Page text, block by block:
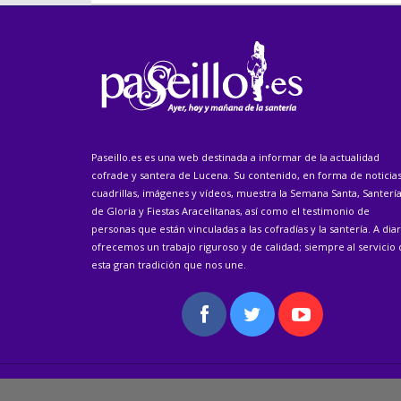
Paseillo.es es una web destinada a informar de la actualidad
cofrade y santera de Lucena. Su contenido, en forma de
cuadrillas, imágenes y vídeos, muestra la Semana Santa,
de Gloria y Fiestas Aracelitanas, así como el testimonio de
personas que están vinculadas a las cofradías y la santería. A
ofrecemos un trabajo riguroso y de calidad; siempre al servicio
esta gran tradición que nos une.